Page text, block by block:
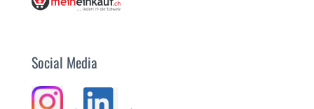
Social Media